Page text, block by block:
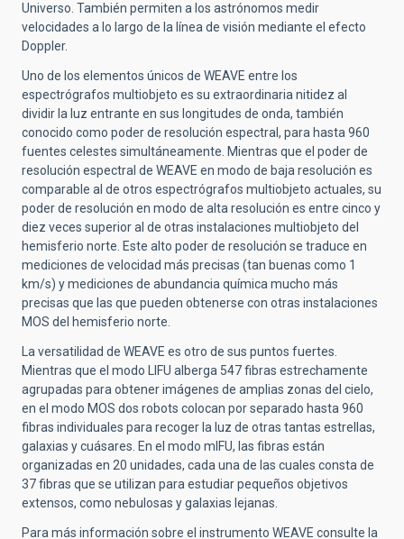
Universo. También permiten a los astrónomos medir
velocidades a lo largo de la línea de visión mediante el efecto
Doppler.
Uno de los elementos únicos de WEAVE entre los
espectrógrafos multiobjeto es su extraordinaria nitidez al
dividir la luz entrante en sus longitudes de onda, también
conocido como poder de resolución espectral, para hasta 960
fuentes celestes simultáneamente. Mientras que el poder de
resolución espectral de WEAVE en modo de baja resolución es
comparable al de otros espectrógrafos multiobjeto actuales, su
poder de resolución en modo de alta resolución es entre cinco y
diez veces superior al de otras instalaciones multiobjeto del
hemisferio norte. Este alto poder de resolución se traduce en
mediciones de velocidad más precisas (tan buenas como 1
km/s) y mediciones de abundancia química mucho más
precisas que las que pueden obtenerse con otras instalaciones
MOS del hemisferio norte.
La versatilidad de WEAVE es otro de sus puntos fuertes.
Mientras que el modo LIFU alberga 547 fibras estrechamente
agrupadas para obtener imágenes de amplias zonas del cielo,
en el modo MOS dos robots colocan por separado hasta 960
fibras individuales para recoger la luz de otras tantas estrellas,
galaxias y cuásares. En el modo mIFU, las fibras están
organizadas en 20 unidades, cada una de las cuales consta de
37 fibras que se utilizan para estudiar pequeños objetivos
extensos, como nebulosas y galaxias lejanas.
Para más información sobre el instrumento WEAVE consulte la